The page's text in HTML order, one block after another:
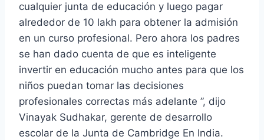
cualquier junta de educación y luego pagar
alrededor de 10 lakh para obtener la admisión
en un curso profesional. Pero ahora los padres
se han dado cuenta de que es inteligente
invertir en educación mucho antes para que los
niños puedan tomar las decisiones
profesionales correctas más adelante ”, dijo
Vinayak Sudhakar, gerente de desarrollo
escolar de la Junta de Cambridge En India.